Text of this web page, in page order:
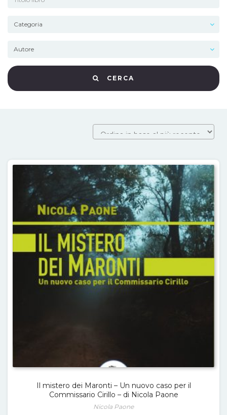
CERCA
Il mistero dei Maronti – Un nuovo caso per il
Commissario Cirillo – di Nicola Paone
Nicola Paone